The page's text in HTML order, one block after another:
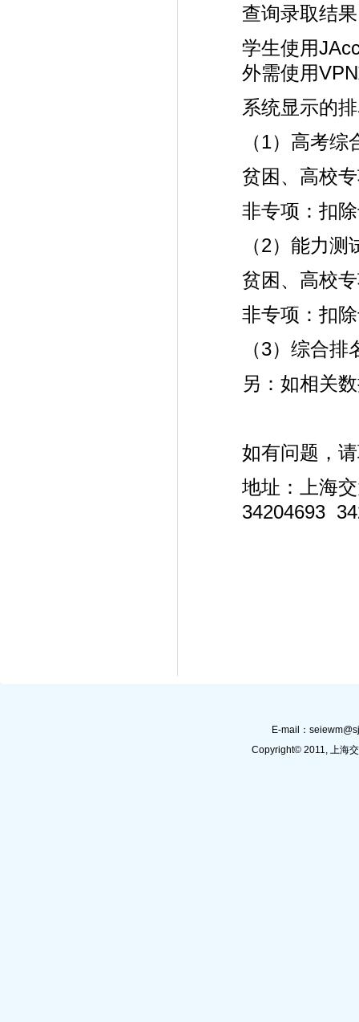
查询录取结果
学生使用
外需使用
系统显示的
（1）高考综
贫困、高校
非专项：扣
（2）能力测
贫困、高校
非专项：扣
（3）综合
另：如相关
如有问题，
地址：上海
34204693
E-mail：
Copyright© 2011, 上海